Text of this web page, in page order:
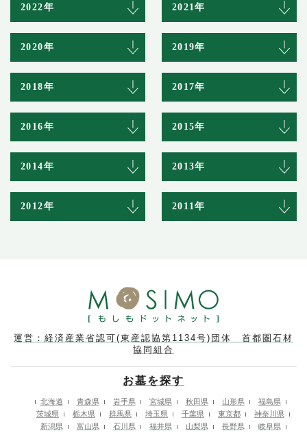
2022年 2021年
2020年 2019年
2018年 2017年
2016年 2015年
2014年 2013年
2012年 2011年
運営：経済産業省認可(東産認協第1134号)団体 首都圏石材
協同組合
お墓を探す
北海道 青森県 岩手県 宮城県 秋田県 山形県
福島県
茨城県
栃木県 群馬県 埼玉県 千葉県 東京都
神奈川県
新潟県
富山県 石川県 福井県 山梨県 長野県 岐阜県